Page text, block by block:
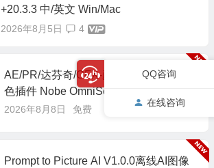
+20.3.3 中/英文 Win/Mac
2026年8月5日 4
AE/PR/达芬奇/OFX-颜色分级示波器调
色插件 Nobe OmniScope v1.11.52 Win/
Mac
2026年8月8日 免费
Prompt to Picture AI V1.0.0离线AI图像
QQ咨询
在线咨询